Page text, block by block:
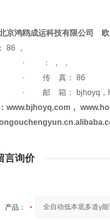
京鸿鸥成运科技有限公司
86 ，
·
： ， ，
·传 真： 86
· 邮 箱： bjhoyq
：www.bjhoyq.com，
言询价
产品：